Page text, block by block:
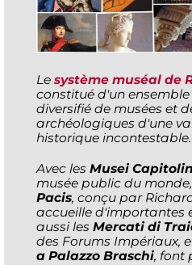
Le système muséal de
constitué d'un
diversifié de musées et
archéologiques d'une
historique incontestable.
Avec les Musei
musée public du
Pacis, conçu par
accueille d'importantes
aussi les Mercati di
des Forums Impériaux,
a Palazzo Braschi, font